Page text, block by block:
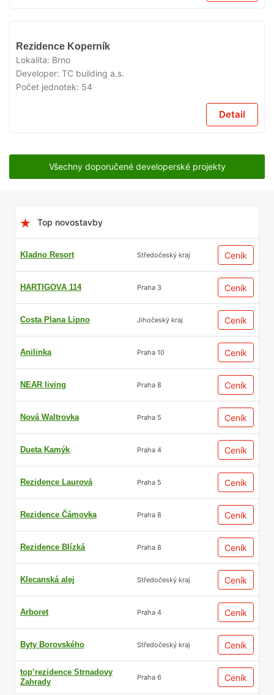
Rezidence Koperník
Lokalita: Brno
Developer: TC building a.s.
Počet jednotek: 54
Detail
Všechny doporučené developerské projekty
Top novostavby
Kladno Resort Středočeský kraj Ceník
HARTIGOVA 114 Praha 3 Ceník
Costa Plana Lipno Jihočeský kraj Ceník
Anilinka Praha 10 Ceník
NEAR living Praha 8 Ceník
Nová Waltrovka Praha 5 Ceník
Dueta Kamýk Praha 4 Ceník
Rezidence Laurová Praha 5 Ceník
Rezidence Čámovka Praha 8 Ceník
Rezidence Blízká Praha 8 Ceník
Klecanská alej Středočeský kraj Ceník
Arboret Praha 4 Ceník
Byty Borovského Středočeský kraj Ceník
top’rezidence Strnadovy
Zahrady
Praha 6 Ceník